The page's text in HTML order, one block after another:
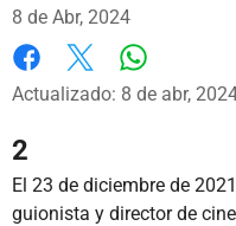
8 de Abr, 2024
Facebook
X
Actualizado: 8 de abr,
2
El 23 de diciembre de
guionista y director de